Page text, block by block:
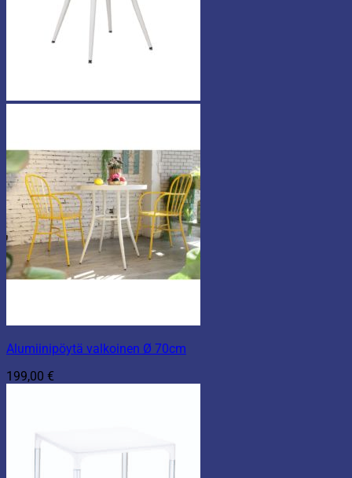
Alumiinipöytä valkoinen Ø 70cm
199,00 €